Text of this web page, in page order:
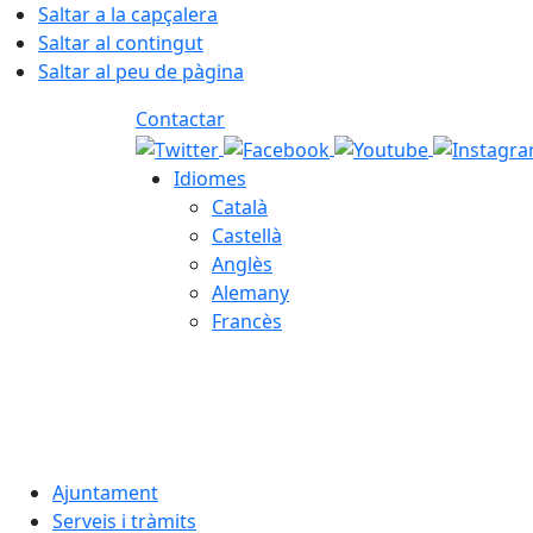
Saltar a la capçalera
Saltar al contingut
Saltar al peu de pàgina
Contactar
Idiomes
Català
Castellà
Anglès
Alemany
Francès
Ajuntament
Serveis i tràmits